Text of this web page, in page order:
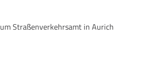
Straßenverkehrsamt in Aurich